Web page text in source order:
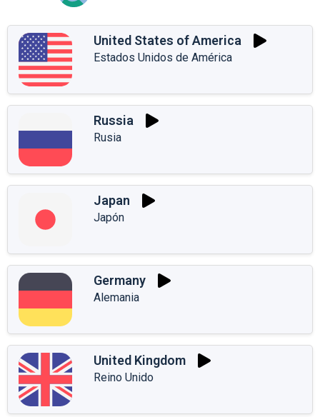
United States of America
Estados Unidos de América
Russia
Rusia
Japan
Japón
Germany
Alemania
United Kingdom
Reino Unido